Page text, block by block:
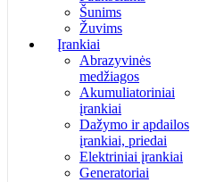
Šunims
Žuvims
Įrankiai
Abrazyvinės
medžiagos
Akumuliatoriniai
įrankiai
Dažymo ir apdailos
įrankiai, priedai
Elektriniai įrankiai
Generatoriai